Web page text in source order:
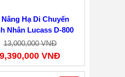
Nâng Hạ Di Chuyển
Nhân Lucass D-800
13,000,000 VNĐ
9,390,000 VNĐ